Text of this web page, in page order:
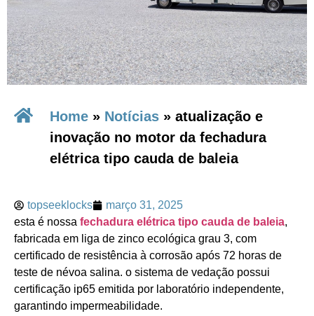
Home » Notícias »atualização e
inovação no motor da fechadura
elétrica tipo cauda de baleia
topseeklocks
março 31, 2025
esta é nossa fechadura elétrica tipo cauda de baleia,
fabricada em ​liga de zinco ecológica grau 3, com
certificado de resistência à corrosão após 72 horas de
teste de névoa salina. o sistema de vedação possui ​
certificação ip65 emitida por laboratório independente,
garantindo impermeabilidade.